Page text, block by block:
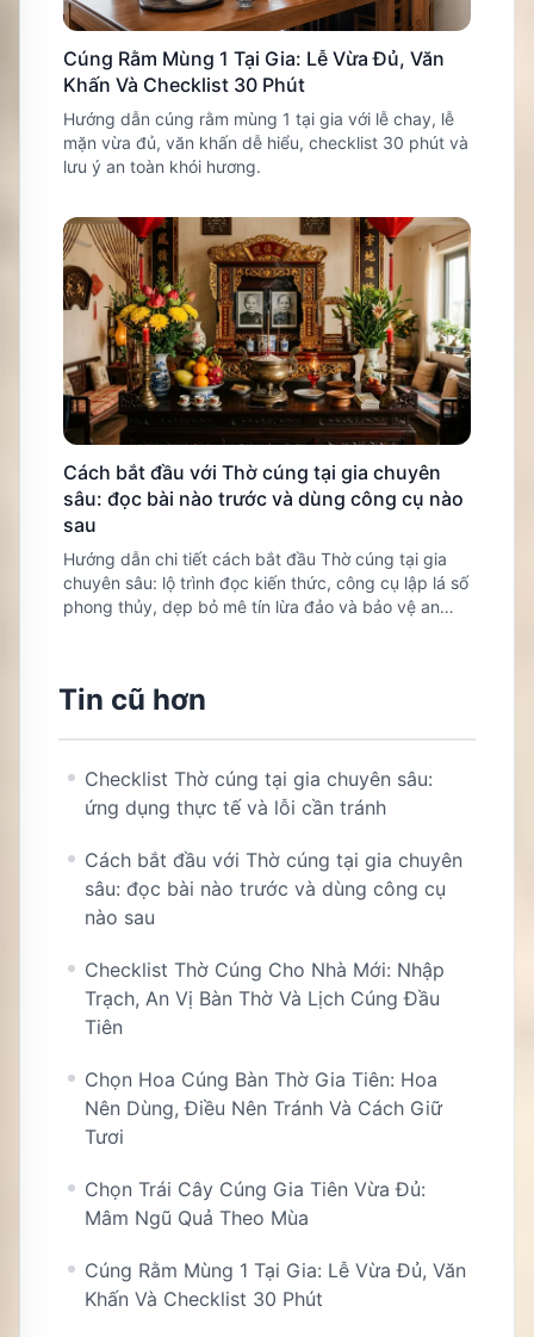
Cúng Rằm Mùng 1 Tại Gia: Lễ Vừa Đủ, Văn
Khấn Và Checklist 30 Phút
Hướng dẫn cúng rằm mùng 1 tại gia với lễ chay, lễ
mặn vừa đủ, văn khấn dễ hiểu, checklist 30 phút và
lưu ý an toàn khói hương.
Cách bắt đầu với Thờ cúng tại gia chuyên
sâu: đọc bài nào trước và dùng công cụ nào
sau
Hướng dẫn chi tiết cách bắt đầu Thờ cúng tại gia
chuyên sâu: lộ trình đọc kiến thức, công cụ lập lá số
phong thủy, dẹp bỏ mê tín lừa đảo và bảo vệ an
Tin cũ hơn
Checklist Thờ cúng tại gia chuyên sâu:
ứng dụng thực tế và lỗi cần tránh
Cách bắt đầu với Thờ cúng tại gia chuyên
sâu: đọc bài nào trước và dùng công cụ
nào sau
Checklist Thờ Cúng Cho Nhà Mới: Nhập
Trạch, An Vị Bàn Thờ Và Lịch Cúng Đầu
Tiên
Chọn Hoa Cúng Bàn Thờ Gia Tiên: Hoa
Nên Dùng, Điều Nên Tránh Và Cách Giữ
Tươi
Chọn Trái Cây Cúng Gia Tiên Vừa Đủ:
Mâm Ngũ Quả Theo Mùa
Cúng Rằm Mùng 1 Tại Gia: Lễ Vừa Đủ, Văn
Khấn Và Checklist 30 Phút